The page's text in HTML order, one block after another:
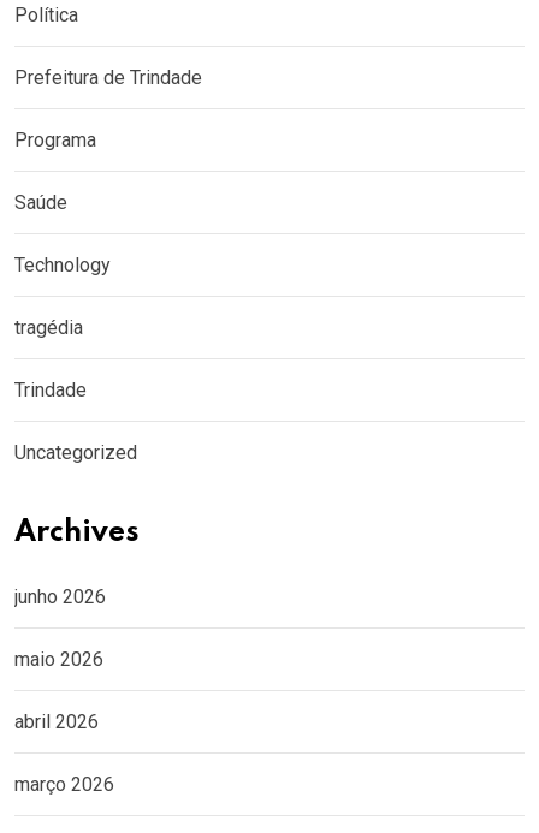
Política
Prefeitura de Trindade
Programa
Saúde
Technology
tragédia
Trindade
Uncategorized
Archives
junho 2026
maio 2026
abril 2026
março 2026